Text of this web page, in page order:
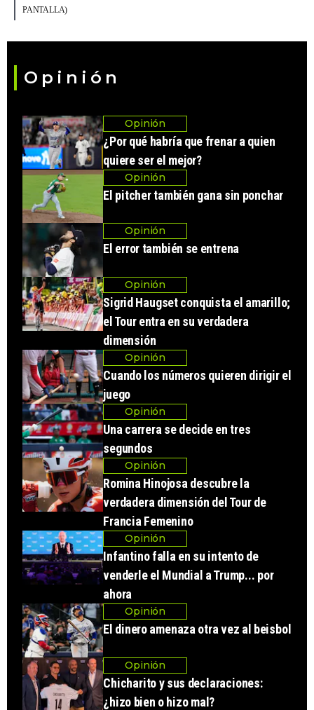
PANTALLA)
Opinión
Opinión
¿Por qué habría que frenar a quien
quiere ser el mejor?
Opinión
El pitcher también gana sin ponchar
Opinión
El error también se entrena
Opinión
Sigrid Haugset conquista el amarillo;
el Tour entra en su verdadera
dimensión
Opinión
Cuando los números quieren dirigir el
juego
Opinión
Una carrera se decide en tres
segundos
Opinión
Romina Hinojosa descubre la
verdadera dimensión del Tour de
Francia Femenino
Opinión
Infantino falla en su intento de
venderle el Mundial a Trump... por
ahora
Opinión
El dinero amenaza otra vez al beisbol
Opinión
Chicharito y sus declaraciones:
¿hizo bien o hizo mal?